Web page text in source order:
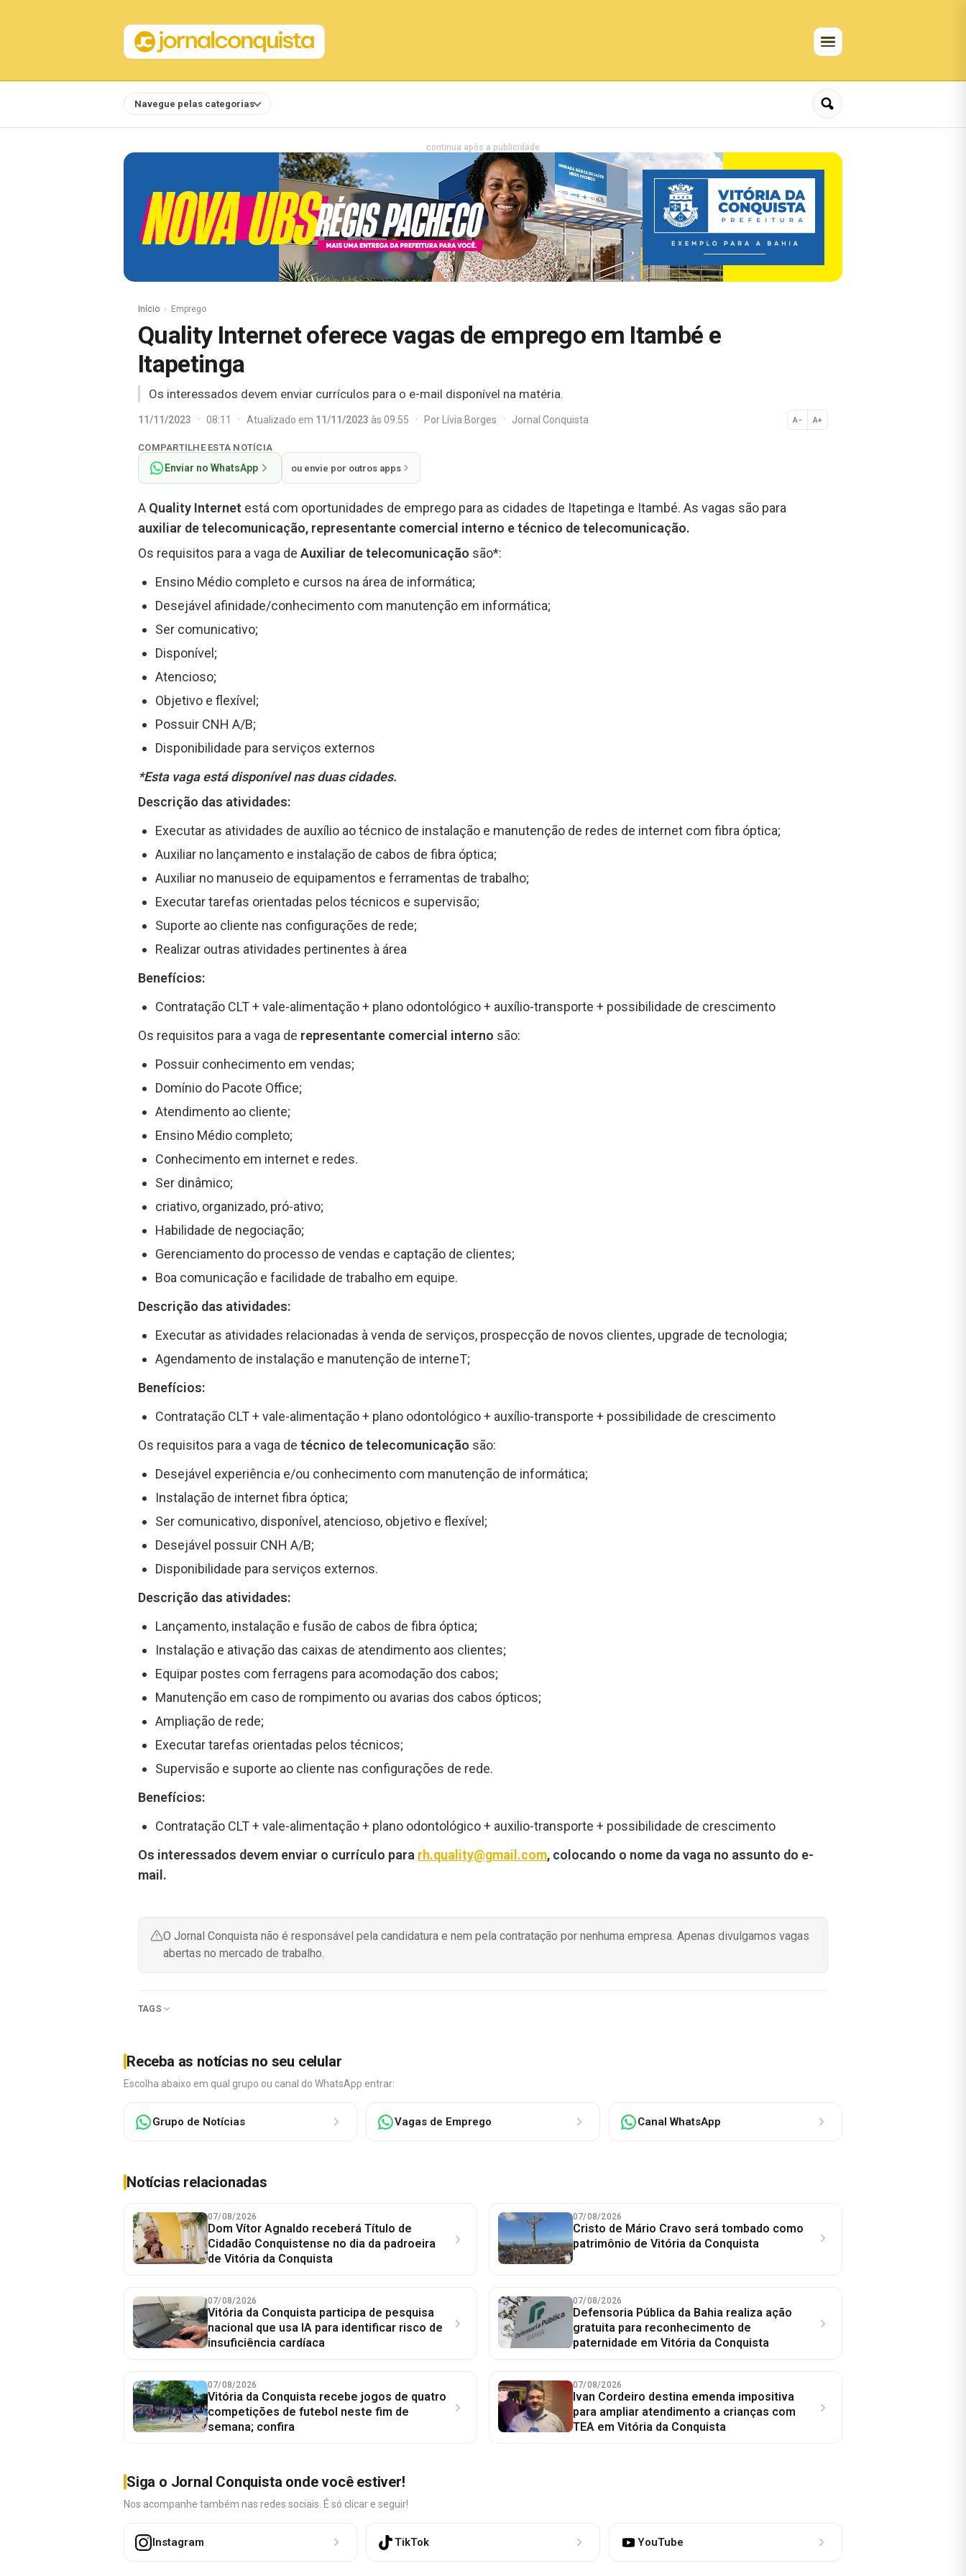
Navegue pelas categorias
continua após a publicidade
Início Emprego
Quality Internet oferece vagas de emprego em Itambé e
Itapetinga
Os interessados devem enviar currículos para o e-mail disponível na matéria.
11/11/2023 · 08:11 · Atualizado em 11/11/2023 às 09:55 · PorLívia Borges · Jornal Conquista A− A+
Normal
COMPARTILHE ESTA NOTÍCIA
Enviar no WhatsApp ou envie por outros apps
A Quality Internet está com oportunidades de emprego para as cidades de Itapetinga e Itambé. As vagas são para
auxiliar de telecomunicação, representante comercial interno e técnico de telecomunicação.
Os requisitos para a vaga de Auxiliar de telecomunicação são*:
Ensino Médio completo e cursos na área de informática;
Desejável afinidade/conhecimento com manutenção em informática;
Ser comunicativo;
Disponível;
Atencioso;
Objetivo e flexível;
Possuir CNH A/B;
Disponibilidade para serviços externos
*Esta vaga está disponível nas duas cidades.
Descrição das atividades:
Executar as atividades de auxílio ao técnico de instalação e manutenção de redes de internet com fibra óptica;
Auxiliar no lançamento e instalação de cabos de fibra óptica;
Auxiliar no manuseio de equipamentos e ferramentas de trabalho;
Executar tarefas orientadas pelos técnicos e supervisão;
Suporte ao cliente nas configurações de rede;
Realizar outras atividades pertinentes à área
Benefícios:
Contratação CLT + vale-alimentação + plano odontológico + auxílio-transporte + possibilidade de crescimento
Os requisitos para a vaga de representante comercial interno são:
Possuir conhecimento em vendas;
Domínio do Pacote Office;
Atendimento ao cliente;
Ensino Médio completo;
Conhecimento em internet e redes.
Ser dinâmico;
criativo, organizado, pró-ativo;
Habilidade de negociação;
Gerenciamento do processo de vendas e captação de clientes;
Boa comunicação e facilidade de trabalho em equipe.
Descrição das atividades:
Executar as atividades relacionadas à venda de serviços, prospecção de novos clientes, upgrade de tecnologia;
Agendamento de instalação e manutenção de interneT;
Benefícios:
Contratação CLT + vale-alimentação + plano odontológico + auxílio-transporte + possibilidade de crescimento
Os requisitos para a vaga de técnico de telecomunicação são:
Desejável experiência e/ou conhecimento com manutenção de informática;
Instalação de internet fibra óptica;
Ser comunicativo, disponível, atencioso, objetivo e flexível;
Desejável possuir CNH A/B;
Disponibilidade para serviços externos.
Descrição das atividades:
Lançamento, instalação e fusão de cabos de fibra óptica;
Instalação e ativação das caixas de atendimento aos clientes;
Equipar postes com ferragens para acomodação dos cabos;
Manutenção em caso de rompimento ou avarias dos cabos ópticos;
Ampliação de rede;
Executar tarefas orientadas pelos técnicos;
Supervisão e suporte ao cliente nas configurações de rede.
Benefícios:
Contratação CLT + vale-alimentação + plano odontológico + auxilio-transporte + possibilidade de crescimento
Os interessados devem enviar o currículo para rh.quality@gmail.com, colocando o nome da vaga no assunto do e-
mail.
O Jornal Conquista não é responsável pela candidatura e nem pela contratação por nenhuma empresa. Apenas divulgamos vagas
abertas no mercado de trabalho.
TAGS
Receba as notícias no seu celular
Escolha abaixo em qual grupo ou canal do WhatsApp entrar:
Grupo de Notícias Vagas de Emprego Canal WhatsApp
Notícias relacionadas
07/08/2026
Dom Vítor Agnaldo receberá Título de
Cidadão Conquistense no dia da padroeira
de Vitória da Conquista
07/08/2026
Cristo de Mário Cravo será tombado como
patrimônio de Vitória da Conquista
07/08/2026
Vitória da Conquista participa de pesquisa
nacional que usa IA para identificar risco de
insuficiência cardíaca
07/08/2026
Defensoria Pública da Bahia realiza ação
gratuita para reconhecimento de
paternidade em Vitória da Conquista
07/08/2026
Vitória da Conquista recebe jogos de quatro
competições de futebol neste fim de
semana; confira
07/08/2026
Ivan Cordeiro destina emenda impositiva
para ampliar atendimento a crianças com
TEA em Vitória da Conquista
Siga o Jornal Conquista onde você estiver!
Nos acompanhe também nas redes sociais. É só clicar e seguir!
Instagram TikTok YouTube